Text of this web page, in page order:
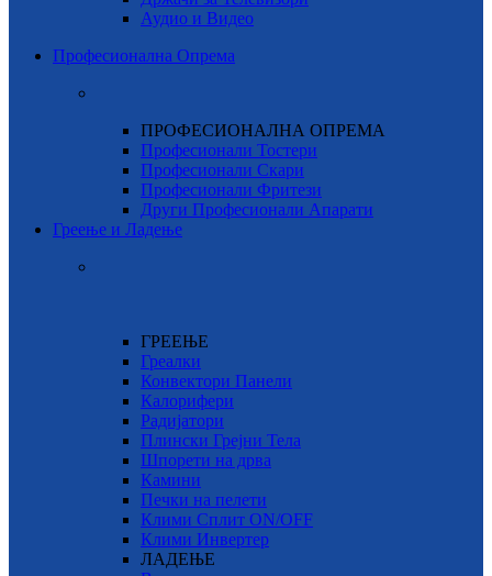
Аудио и Видео
Професионална Опрема
ПРОФЕСИОНАЛНА ОПРЕМА
Професионали Тостери
Професионали Скари
Професионали Фритези
Други Професионали Апарати
Греење и Ладење
ГРЕЕЊЕ
Греалки
Конвектори Панели
Калорифери
Радијатори
Плински Грејни Тела
Шпорети на дрва
Камини
Печки на пелети
Клими Сплит ON/OFF
Клими Инвертер
ЛАДЕЊЕ